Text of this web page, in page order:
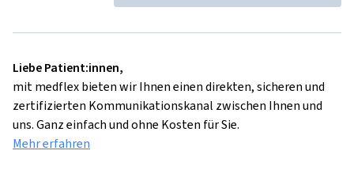
Liebe Patient:innen,
mit medflex bieten wir Ihnen einen direkten, sicheren und
zertifizierten Kommunikationskanal zwischen Ihnen und
uns. Ganz einfach und ohne Kosten für Sie.
Mehr erfahren